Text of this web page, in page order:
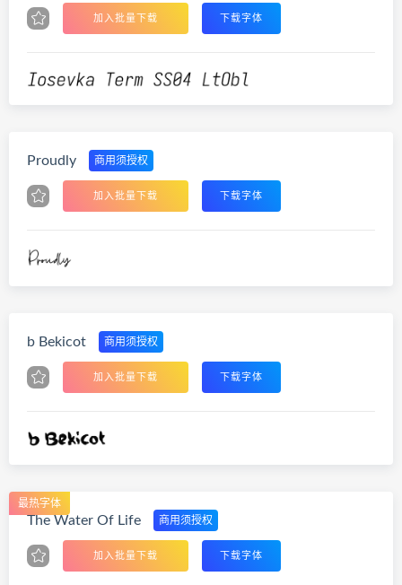
加入批量下载 下载字体
Proudly 商用须授权
加入批量下载 下载字体
b Bekicot 商用须授权
加入批量下载 下载字体
最热字体
The Water Of Life 商用须授权
加入批量下载 下载字体